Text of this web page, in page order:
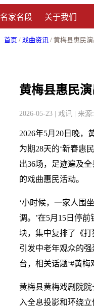
名家名段 关于我们
首页 / 戏曲资讯 / 黄梅县惠民
黄梅县惠民
2026-05-23 | 戏讯 | 来
2026年5月20日晚，
为期28天的‘新春惠
出36场，足迹遍及
的戏曲惠民活动。
‘小时候，一家人围
调。’在5月15日停
块，集中复排了《打
引发中老年观众的
台，相关话题‘#黄梅
黄梅县黄梅戏剧院院
入全息投影和环绕